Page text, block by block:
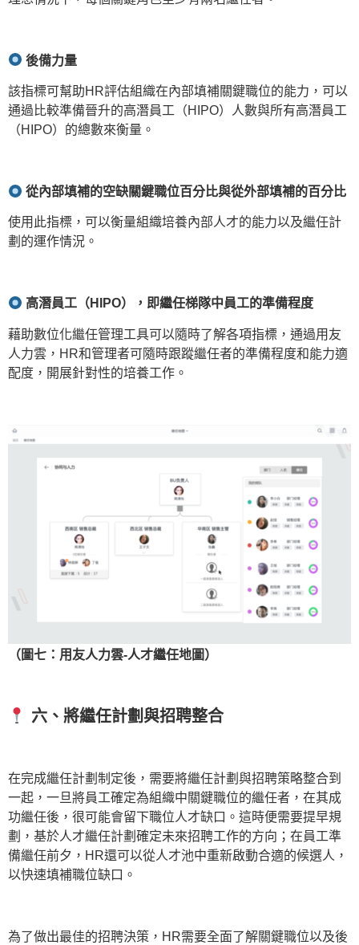
後備力量
該指標可幫助HR評估組織在內部填補關鍵職位的能力，可以
通過比較準備晉升的高潛員工（HIPO）人數與所有高潛員工
（HIPO）的總數來衡量。
從內部填補的空缺關鍵職位百分比與從外部填補的百分比
使用此指標，可以衡量組織培養內部人才的能力以及繼任計
劃的運作情況。
高潛員工（HIPO），即繼任梯隊中員工的準備程度
藉助數位化繼任管理工具可以隨時了解各項指標，通過用友
人力雲，HR和管理者可隨時跟蹤繼任者的準備程度和能力適
配度，開展針對性的培養工作。
（圖七：用友人力雲-人才繼任地圖）
六、 將繼任計劃與招聘整合
在完成繼任計劃制定後，需要將繼任計劃與招聘策略整合到
一起，一旦將員工確定為組織中關鍵職位的繼任者，在其成
功繼任後，很可能會留下職位人才缺口。這時便需要提早規
劃，基於人才繼任計劃確定未來招聘工作的方向；在員工準
備繼任前夕，HR還可以從人才池中重新啟動合適的候選人，
以快速填補職位缺口。
為了做出最佳的招聘決策，HR需要全面了解關鍵職位以及後